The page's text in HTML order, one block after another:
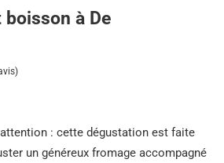
boisson à De
: cette dégustation est faite
un généreux fromage accompagné